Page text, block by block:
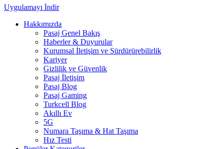
Uygulamayı İndir
Hakkımızda
Pasaj Genel Bakış
Haberler & Duyurular
Kurumsal İletişim ve Sürdürürebilirlik
Kariyer
Gizlilik ve Güvenlik
Pasaj İletişim
Pasaj Blog
Pasaj Gaming
Turkcell Blog
Akıllı Ev
5G
Numara Taşıma & Hat Taşıma
Hız Testi